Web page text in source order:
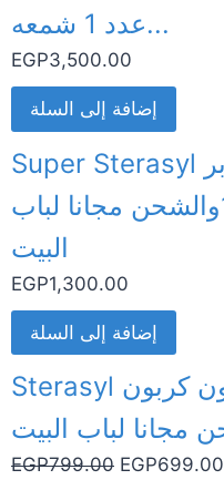
عدد 1 شمعه...
EGP3,500.00
إضافة إلى السلة
Super Sterasyl شمعة كربون سوبر
استراسيل بسعر1300والشحن مجانا لباب
البيت
EGP1,300.00
إضافة إلى السلة
Sterasyl شمعة استراسيل بدون كربون
EGP799.00 EGP699.00